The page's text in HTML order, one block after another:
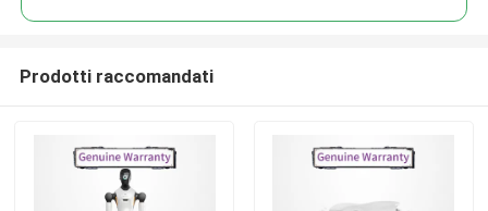
Prodotti raccomandati